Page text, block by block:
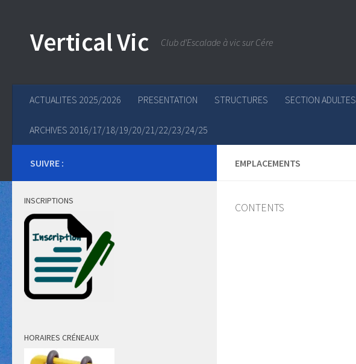
Vertical Vic Club d'Escalade à vic sur Cére
ACTUALITES 2025/2026 PRESENTATION STRUCTURES SECTION ADULTES
ARCHIVES 2016/17/18/19/20/21/22/23/24/25
EMPLACEMENTS
CONTENTS
SUIVRE :
INSCRIPTIONS
HORAIRES CRÉNEAUX